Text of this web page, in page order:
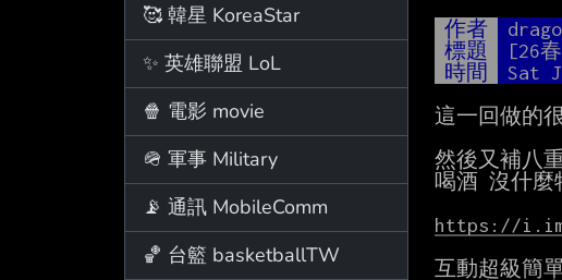
🥰 韓星 KoreaStar
✨ 英雄聯盟 LoL
🍿 電影 movie
🪖 軍事 Military
📡 通訊 MobileComm
🏀 台籃 basketballTW
作者
標題
[26
時間
Sat
這一回做的
然後又補八
喝酒 沒什麼
https://
互動超級簡